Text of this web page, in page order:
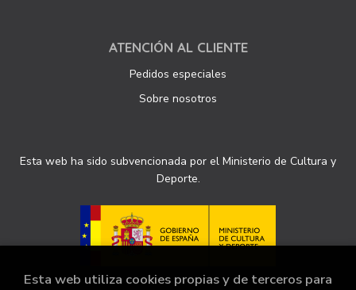
ATENCIÓN AL CLIENTE
Pedidos especiales
Sobre nosotros
Esta web ha sido subvencionada por el Ministerio de Cultura y
Deporte.
Esta web utiliza cookies propias y de terceros para